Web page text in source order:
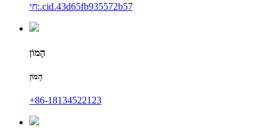
חי:.cid.43d65fb935572b57
הָמוֹן
הָמוֹן
+86-18134522123